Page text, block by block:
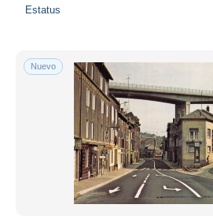
Estatus
Nuevo